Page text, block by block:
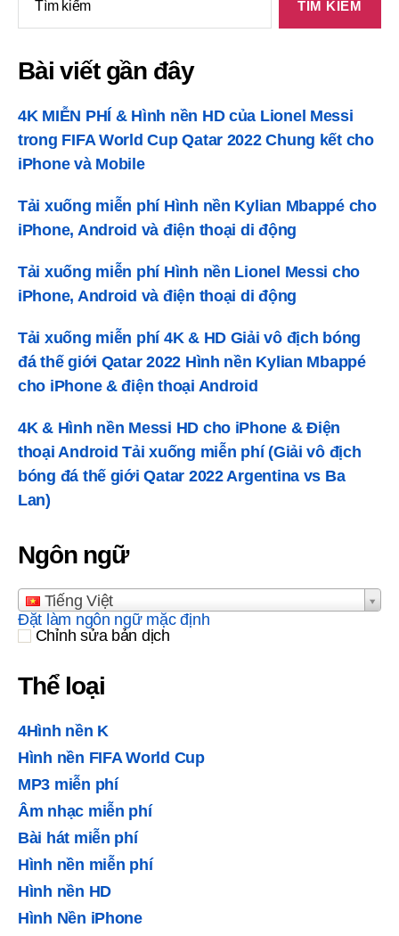
kiếm:
Bài viết gần đây
4K MIỄN PHÍ & Hình nền HD của Lionel Messi
trong FIFA World Cup Qatar 2022 Chung kết cho
iPhone và Mobile
Tải xuống miễn phí Hình nền Kylian Mbappé cho
iPhone, Android và điện thoại di động
Tải xuống miễn phí Hình nền Lionel Messi cho
iPhone, Android và điện thoại di động
Tải xuống miễn phí 4K & HD Giải vô địch bóng
đá thế giới Qatar 2022 Hình nền Kylian Mbappé
cho iPhone & điện thoại Android
4K & Hình nền Messi HD cho iPhone & Điện
thoại Android Tải xuống miễn phí (Giải vô địch
bóng đá thế giới Qatar 2022 Argentina vs Ba
Lan)
Ngôn ngữ
Tiếng Việt
Đặt làm ngôn ngữ mặc định
Chỉnh sửa bản dịch
Thể loại
4Hình nền K
Hình nền FIFA World Cup
MP3 miễn phí
Âm nhạc miễn phí
Bài hát miễn phí
Hình nền miễn phí
Hình nền HD
Hình Nền iPhone